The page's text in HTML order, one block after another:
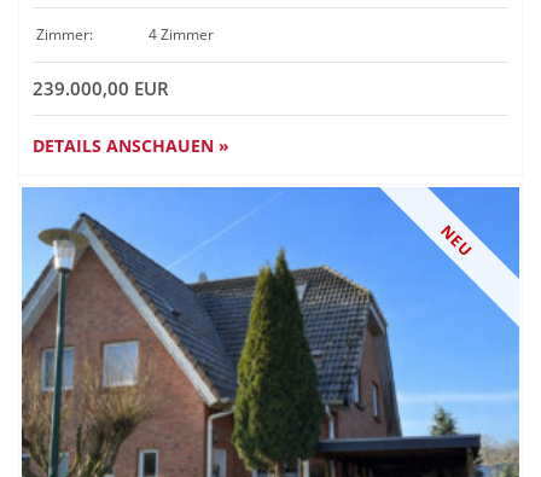
Zimmer: 4 Zimmer
239.000,00 EUR
DETAILS ANSCHAUEN »
NEU